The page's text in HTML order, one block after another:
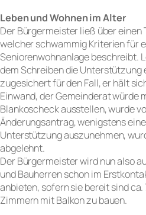
Leben und Wohnen im Alter
Der Bürgermeister ließ über einen
welcher schwammig Kriterien für
Seniorenwohnanlage beschreibt.
dem Schreiben die Unterstützung
zugesichert für den Fall, er hält
Einwand, der Gemeinderat würde
Blankoscheck ausstellen, wurde
Änderungsantrag, wenigstens
Unterstützung auszunehmen,
abgelehnt.
Der Bürgermeister wird nun also
und Bauherren schon im
anbieten, sofern sie bereit sind ca.
Zimmern mit Balkon zu bauen.